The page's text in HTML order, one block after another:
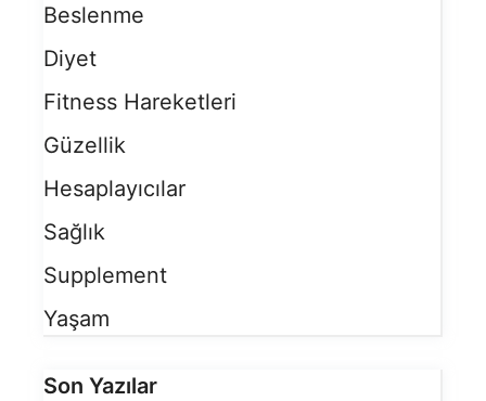
Beslenme
Diyet
Fitness Hareketleri
Güzellik
Hesaplayıcılar
Sağlık
Supplement
Yaşam
Son Yazılar